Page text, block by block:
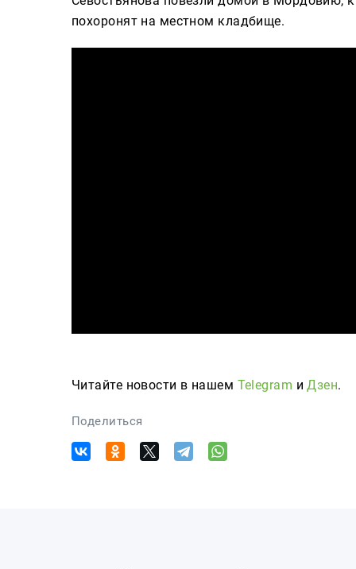
похоронят на местном кладбище.
Читайте новости в нашем Telegram иДзен.
Поделиться